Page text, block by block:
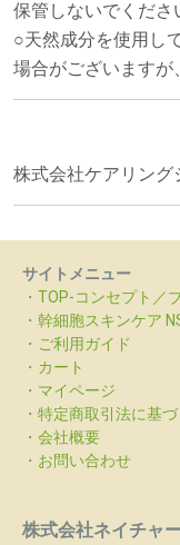
保管しないでくださ
○天然成分を使用し
場合がございますが
株式会社ケアリング
サイトメニュー
・TOP-コンセプト／
・幹細胞スキンケア
・ご利用ガイド
・カート
・マイページ
・特定商取引法に基
・会社概要
・お問い合わせ
株式会社ネイチャ